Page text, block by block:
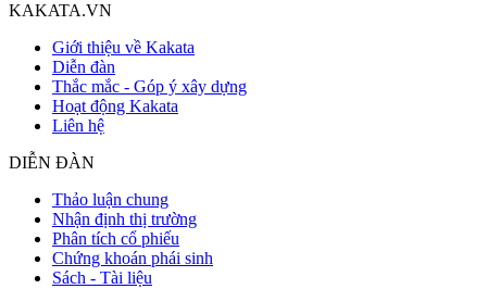
KAKATA.VN
Giới thiệu về Kakata
Diễn đàn
Thắc mắc - Góp ý xây dựng
Hoạt động Kakata
Liên hệ
DIỄN ĐÀN
Thảo luận chung
Nhận định thị trường
Phân tích cổ phiếu
Chứng khoán phái sinh
Sách - Tài liệu